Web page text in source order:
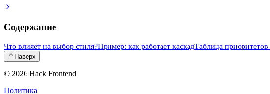
Содержание
Что влияет на выбор стиля?Пример: как работает каскадТаблица
Наверх
© 2026 Hack Frontend
Политика